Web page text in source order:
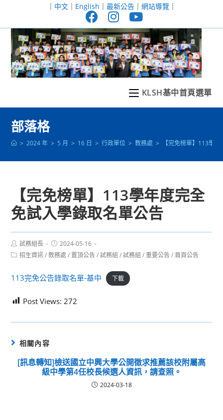
至
｜ 中文｜ English ｜ 最新公告｜ 網站導覽｜
KLSH基中首頁選單
部落格
> 2024 年 > 5 月 > 16 日 > 行政單位 > 教務處 > 【完免榜單】113學
【完免榜單】113學年度完全
免試入學錄取名單公告
Post
author:
試務組長
Post
published:
2024-05-16
Post招生資訊 / 教務處 / 置頂公告 / 試務組 / 試務組 / 重要公告 / 首頁公告
113完免公告錄取名單-基中 下載
Post Views: 272
相關內容
[訊息轉知]檢送國立中興大學公開徵求推薦該校附屬高
級中學第4任校長候選人資訊，請查照。
2024-03-18